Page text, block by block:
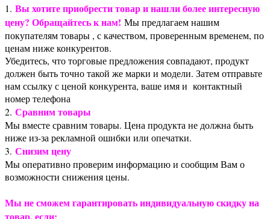
1. Вы хотите приобрести товар и нашли более интересную
цену? Обращайтесь к нам! Мы предлагаем нашим
покупателям товары , с качеством, проверенным временем, по
ценам ниже конкурентов.
Убедитесь, что торговые предложения совпадают, продукт
должен быть точно такой же марки и модели. Затем отправьте
нам ссылку с ценой конкурента, ваше имя и контактный
номер телефона
2. Сравним товары
Мы вместе сравним товары. Цена продукта не должна быть
ниже из-за рекламной ошибки или опечатки.
3. Снизим цену
Мы оперативно проверим информацию и сообщим Вам о
возможности снижения цены.
Мы не сможем гарантировать индивидуальную скидку на